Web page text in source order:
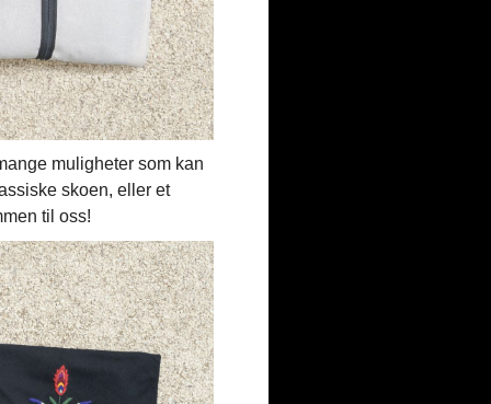
muligheter som kan
skoen, eller et
til oss!